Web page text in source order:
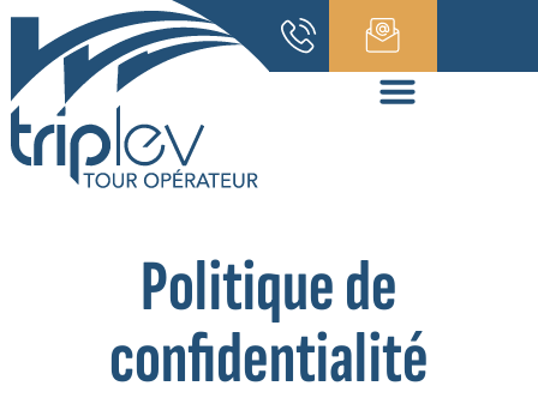
Politique de
confidentialité